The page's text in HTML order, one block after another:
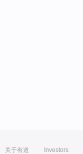
关于有道 Investors